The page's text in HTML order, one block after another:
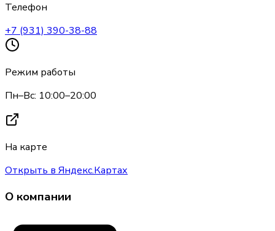
Телефон
+7 (931) 390-38-88
Режим работы
Пн–Вс: 10:00–20:00
На карте
Открыть в Яндекс.Картах
О компании